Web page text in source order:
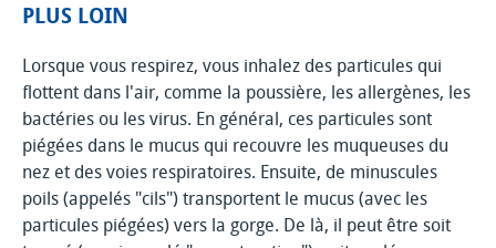
PLUS LOIN
Lorsque vous respirez, vous inhalez des particules qui
flottent dans l'air, comme la poussière, les allergènes, les
bactéries ou les virus. En général, ces particules sont
piégées dans le mucus qui recouvre les muqueuses du
nez et des voies respiratoires. Ensuite, de minuscules
poils (appelés "cils") transportent le mucus (avec les
particules piégées) vers la gorge. De là, il peut être soit